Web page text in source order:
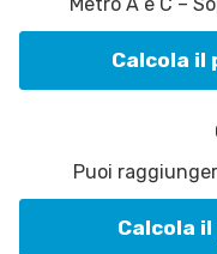
Calcola il
Puoi
Calcola